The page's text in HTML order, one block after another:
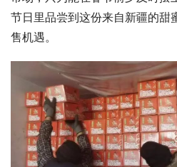
节日里品尝到这份来自新疆的甜
售机遇。